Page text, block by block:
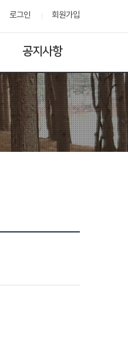
로그인 회원가입
공지사항